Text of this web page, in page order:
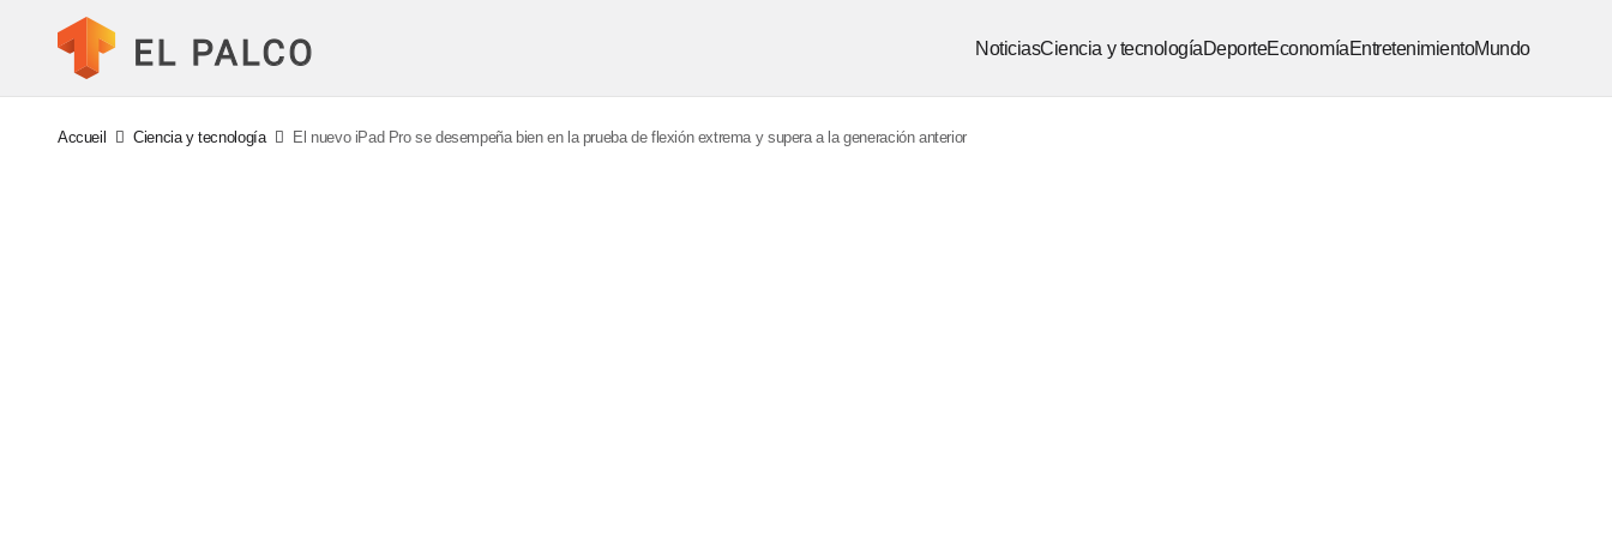
NoticiasCiencia y tecnologíaDeporteEconomíaEntretenimientoMundo
Accueil Ciencia y tecnología El nuevo iPad Pro se desempeña bien en la prueba de flexión extrema y supera a la generación anterior